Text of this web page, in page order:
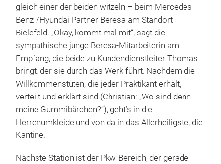
gleich einer der beiden witzeln – beim Mercedes-
Benz-/Hyundai-Partner Beresa am Standort
Bielefeld. „Okay, kommt mal mit“, sagt die
sympathische junge Beresa-Mitarbeiterin am
Empfang, die beide zu Kundendienstleiter Thomas
bringt, der sie durch das Werk führt. Nachdem die
Willkommenstüten, die jeder Praktikant erhält,
verteilt und erklärt sind (Christian: „Wo sind denn
meine Gummibärchen?“), geht’s in die
Herrenumkleide und von da in das Allerheiligste, die
Kantine.
Nächste Station ist der Pkw-Bereich, der gerade